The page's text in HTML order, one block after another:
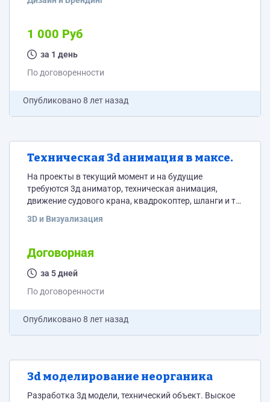
1 000 Руб
за 1 день
По договоренности
Опубликовано8 лет назад
Техническая 3d анимация в максе.
На проекты в текущий момент и на будущие
требуются 3д аниматор, техническая анимация,
движение судового крана, квадрокоптер, шланги и тд.
3D и Визуализация
Договорная
за 5 дней
По договоренности
Опубликовано8 лет назад
3d моделирование неорганика
Разработка 3д модели, технический объект. Выское